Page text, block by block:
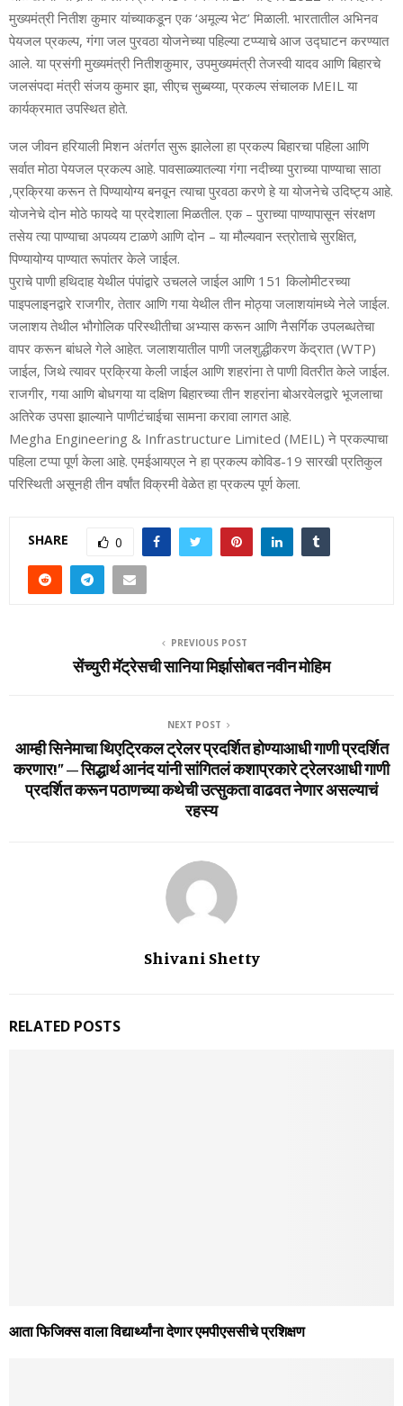
मुख्यमंत्री नितीश कुमार यांच्याकडून एक ‘अमूल्य भेट’ मिळाली. भारतातील अभिनव
पेयजल प्रकल्प, गंगा जल पुरवठा योजनेच्या पहिल्या टप्प्याचे आज उद्घाटन करण्यात
आले. या प्रसंगी मुख्यमंत्री नितीशकुमार, उपमुख्यमंत्री तेजस्वी यादव आणि बिहारचे
जलसंपदा मंत्री संजय कुमार झा, सीएच सुब्बय्या, प्रकल्प संचालक MEIL या
कार्यक्रमात उपस्थित होते.
जल जीवन हरियाली मिशन अंतर्गत सुरू झालेला हा प्रकल्प बिहारचा पहिला आणि
सर्वात मोठा पेयजल प्रकल्प आहे. पावसाळ्यातल्या गंगा नदीच्या पुराच्या पाण्याचा साठा
,प्रक्रिया करून ते पिण्यायोग्य बनवून त्याचा पुरवठा करणे हे या योजनेचे उदिष्ट्य आहे.
योजनेचे दोन मोठे फायदे या प्रदेशाला मिळतील. एक – पुराच्या पाण्यापासून संरक्षण
तसेय त्या पाण्याचा अपव्यय टाळणे आणि दोन – या मौल्यवान स्त्रोताचे सुरक्षित,
पिण्यायोग्य पाण्यात रूपांतर केले जाईल.
पुराचे पाणी हथिदाह येथील पंपांद्वारे उचलले जाईल आणि 151 किलोमीटरच्या
पाइपलाइनद्वारे राजगीर, तेतार आणि गया येथील तीन मोठ्या जलाशयांमध्ये नेले जाईल.
जलाशय तेथील भौगोलिक परिस्थीतीचा अभ्यास करून आणि नैसर्गिक उपलब्धतेचा
वापर करून बांधले गेले आहेत. जलाशयातील पाणी जलशुद्धीकरण केंद्रात (WTP)
जाईल, जिथे त्यावर प्रक्रिया केली जाईल आणि शहरांना ते पाणी वितरीत केले जाईल.
राजगीर, गया आणि बोधगया या दक्षिण बिहारच्या तीन शहरांना बोअरवेलद्वारे भूजलाचा
अतिरेक उपसा झाल्याने पाणीटंचाईचा सामना करावा लागत आहे.
Megha Engineering & Infrastructure Limited (MEIL) ने प्रकल्पाचा
पहिला टप्पा पूर्ण केला आहे. एमईआयएल ने हा प्रकल्प कोविड-19 सारखी प्रतिकुल
परिस्थिती असूनही तीन वर्षांत विक्रमी वेळेत हा प्रकल्प पूर्ण केला.
SHARE 0
PREVIOUS POST
सेंच्युरी मॅट्रेसची सानिया मिर्झासोबत नवीन मोहिम
NEXT POST
आम्ही सिनेमाचा थिएट्रिकल ट्रेलर प्रदर्शित होण्याआधी गाणी प्रदर्शित
करणार!” – सिद्धार्थ आनंद यांनी सांगितलं कशाप्रकारे ट्रेलरआधी गाणी
प्रदर्शित करून पठाणच्या कथेची उत्सुकता वाढवत नेणार असल्याचं
रहस्य
Shivani Shetty
RELATED POSTS
आता फिजिक्स वाला विद्यार्थ्यांना देणार एमपीएससीचे प्रशिक्षण